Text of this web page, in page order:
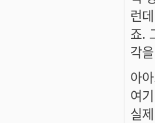
런
죠.
각
아
여
실